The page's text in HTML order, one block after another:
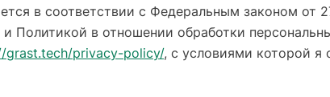
в соответствии с Федеральным законом от
Политикой в отношении обработки
grast.tech/privacy-policy/, с условиями которой я